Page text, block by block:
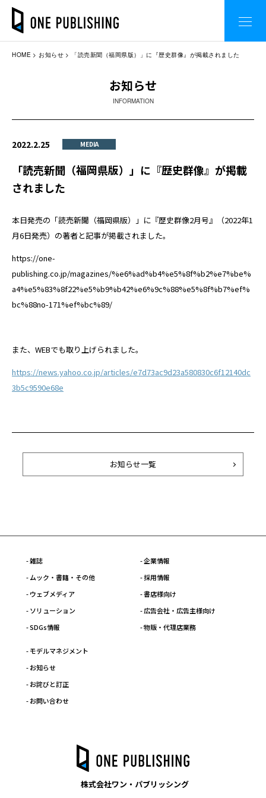
HOME お知らせ 「読売新聞（福岡県版）」に『歴史群像』が掲載されました
お知らせ
INFORMATION
2022.2.25 MEDIA
「読売新聞（福岡県版）」に『歴史群像』が掲載
されました
本日発売の「読売新聞（福岡県版）」に『歴史群像2月号』（2022年1
月6日発売）の著者と記事が掲載されました。
https://one-
publishing.co.jp/magazines/%e6%ad%b4%e5%8f%b2%e7%be%
a4%e5%83%8f22%e5%b9%b42%e6%9c%88%e5%8f%b7%ef%
bc%88no-171%ef%bc%89/
また、WEBでも取り上げられました。
https://news.yahoo.co.jp/articles/e7d73ac9d23a580830c6f12140dc
3b5c9590e68e
お知らせ一覧
- 雑誌
- ムック・書籍・その他
- ウェブメディア
- ソリューション
- SDGs情報
- 企業情報
- 採用情報
- 書店様向け
- 広告会社・広告主様向け
- 物販・代理店業務
- モデルマネジメント
- お知らせ
- お詫びと訂正
- お問い合わせ
株式会社ワン・パブリッシング